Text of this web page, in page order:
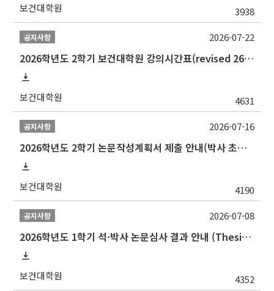
보건대학원 3938
공지사항
2026학년도 2학기 보건대학원 강의시간표(revised 260803)(2026 2nd SEMESTER SNU GSPH TIMETABLE)
보건대학원 4631
2026-07-22
공지사항
2026학년도 2학기 논문작성계획서 제출 안내(박사 초심 일정 포함)_Thesis Proposal
보건대학원 4190
2026-07-16
공지사항
2026학년도 1학기 석·박사 논문심사 결과 안내 (Thesis Defense Result)
보건대학원 4352
2026-07-08